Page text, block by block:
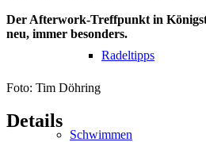
Radeltipps
Schwimmen
Der Afterwork-Treffpunkt in
neu, immer besonders.
Foto: Tim Döhring
Details